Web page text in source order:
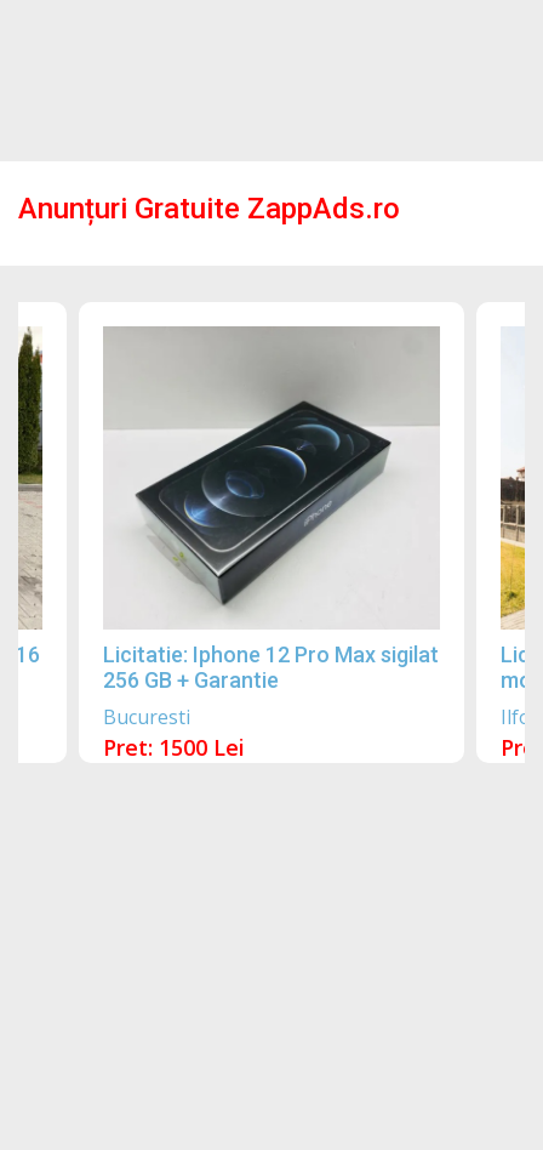
Anunțuri Gratuite ZappAds.ro
Licitatie: Iphone 12 Pro Max sigilat
256 GB + Garantie
Bucuresti
Pret: 1500 Lei
Ilfov